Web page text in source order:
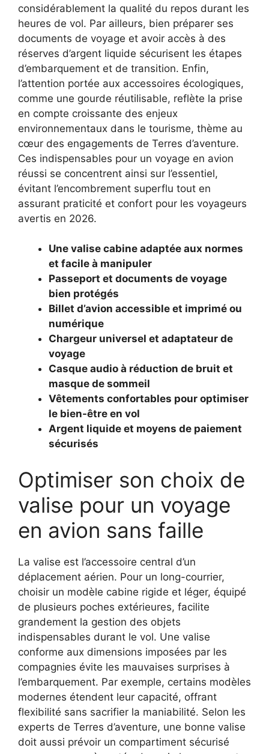
considérablement la qualité du repos durant les
heures de vol. Par ailleurs, bien préparer ses
documents de voyage et avoir accès à des
réserves d’argent liquide sécurisent les étapes
d’embarquement et de transition. Enfin,
l’attention portée aux accessoires écologiques,
comme une gourde réutilisable, reflète la prise
en compte croissante des enjeux
environnementaux dans le tourisme, thème au
cœur des engagements de Terres d’aventure.
Ces indispensables pour un voyage en avion
réussi se concentrent ainsi sur l’essentiel,
évitant l’encombrement superflu tout en
assurant praticité et confort pour les voyageurs
avertis en 2026.
Une valise cabine adaptée aux normes
et facile à manipuler
Passeport et documents de voyage
bien protégés
Billet d’avion accessible et imprimé ou
numérique
Chargeur universel et adaptateur de
voyage
Casque audio à réduction de bruit et
masque de sommeil
Vêtements confortables pour optimiser
le bien-être en vol
Argent liquide et moyens de paiement
sécurisés
Optimiser son choix de
valise pour un voyage
en avion sans faille
La valise est l’accessoire central d’un
déplacement aérien. Pour un long-courrier,
choisir un modèle cabine rigide et léger, équipé
de plusieurs poches extérieures, facilite
grandement la gestion des objets
indispensables durant le vol. Une valise
conforme aux dimensions imposées par les
compagnies évite les mauvaises surprises à
l’embarquement. Par exemple, certains modèles
modernes étendent leur capacité, offrant
flexibilité sans sacrifier la maniabilité. Selon les
experts de Terres d’aventure, une bonne valise
doit aussi prévoir un compartiment sécurisé